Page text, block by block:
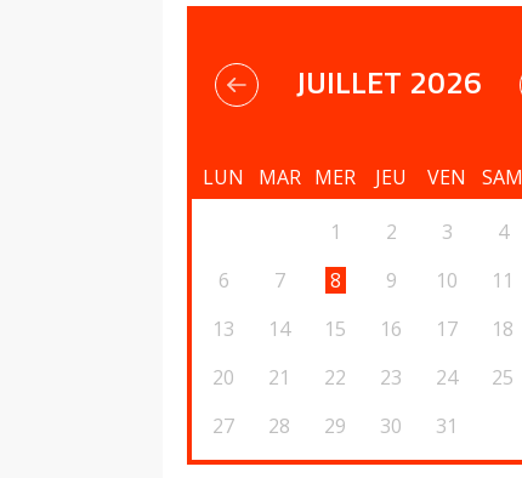
JUILLET 2026
LUN MAR MER JEU VEN SAM
1 2 3 4
6
7 8 9 10 11
13
14 15 16 17 18
20
21 22 23 24 25
27
28 29 30 31